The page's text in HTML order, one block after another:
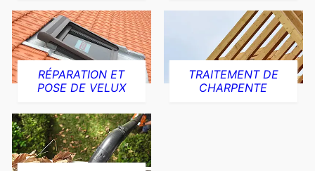
RÉPARATION ET
POSE DE VELUX
TRAITEMENT DE
CHARPENTE